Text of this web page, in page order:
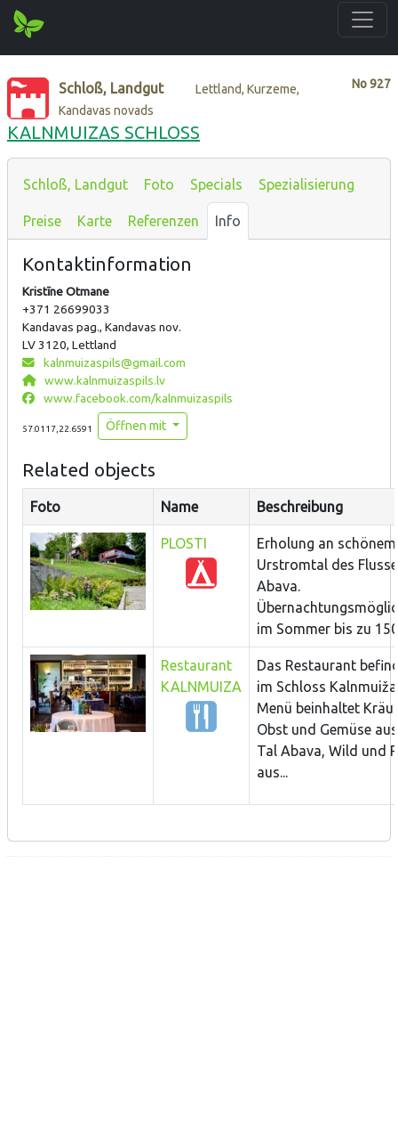
No927
Schloß, Landgut
Lettland, Kurzeme,
Kandavas novads
KALNMUIZAS SCHLOSS
Schloß, Landgut Foto Specials Spezialisierung
Preise Karte Referenzen Info
Kontaktinformation
Kristīne Otmane
+371 26699033
Kandavas pag., Kandavas nov.
LV 3120, Lettland
kalnmuizaspils@gmail.com
www.kalnmuizaspils.lv
www.facebook.com/kalnmuizaspils
57.0117,22.6591 Öffnen mit
Related objects
Foto Name Beschreibung
PLOSTI
Erholung an
Urstromtal des
Abava.
im Sommer bis zu
Restaurant
KALNMUIZA
Das Restaurant
im Schloss
Menü beinhaltet
Obst und Gemüse
Tal Abava, Wild und
aus...